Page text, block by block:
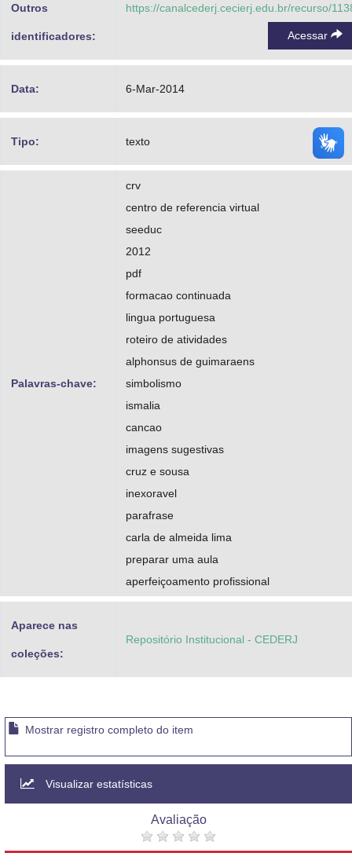
Outros
identificadores:
https://canalcederj.cecierj.edu.br/recurso/
Acessar
Data: 6-Mar-2014
Tipo: texto
Palavras-chave:
crv
centro de referencia virtual
seeduc
2012
pdf
formacao continuada
lingua portuguesa
roteiro de atividades
alphonsus de guimaraens
simbolismo
ismalia
cancao
imagens sugestivas
cruz e sousa
inexoravel
parafrase
carla de almeida lima
preparar uma aula
aperfeiçoamento profissional
Aparece nas
coleções:
Repositório Institucional - CEDERJ
Mostrar registro completo do item
Visualizar estatísticas
Avaliação